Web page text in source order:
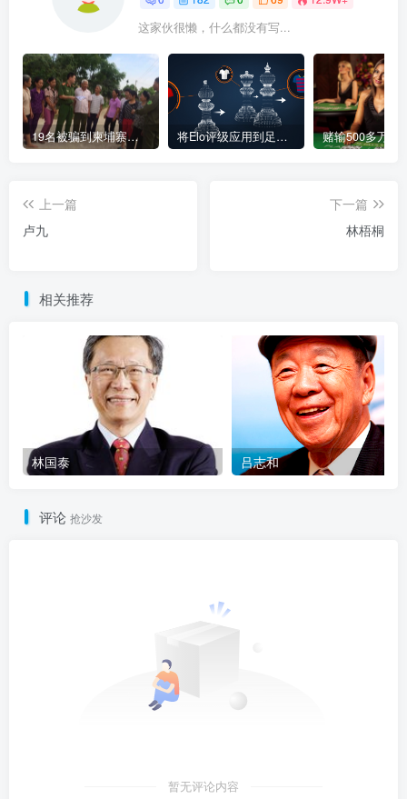
这家伙很懒，什么都没有写...
19名被骗到柬埔寨中资赌场“做菠菜”的越南人被解救 将Elo评级应用到足球博彩
上一篇
卢九
下一篇
林梧桐
相关推荐
林国泰 吕志和
评论 抢沙发
暂无评论内容